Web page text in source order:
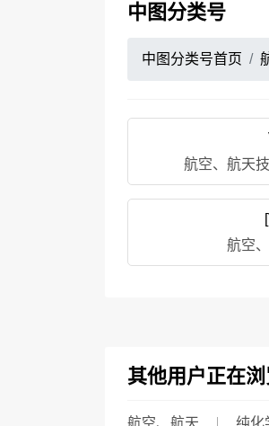
中图分类号
中图分类号首页
航空、航天
航空
其他用户正在
航空、航天 纯化